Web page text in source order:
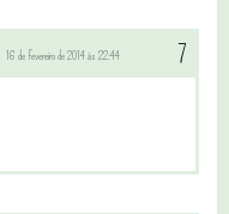
16 de fevereiro de 2014 às 22:44